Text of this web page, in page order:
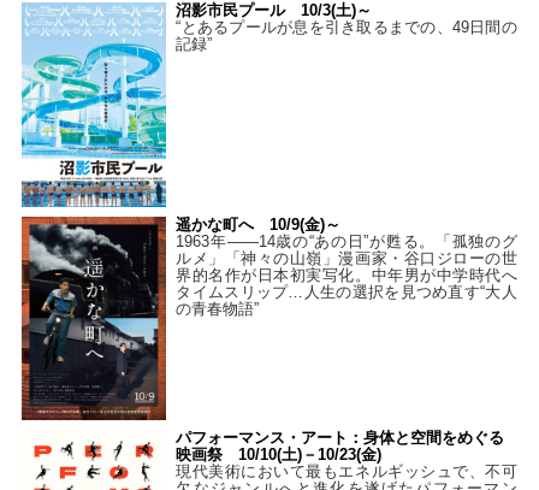
沼影市民プール 10/3(土)～
“とあるプールが息を引き取るまでの、49日間の
記録”
遥かな町へ 10/9(金)～
1963年――14歳の“あの日”が甦る。「孤独のグ
ルメ」「神々の山嶺」漫画家・谷口ジローの世
界的名作が日本初実写化。中年男が中学時代へ
タイムスリップ…人生の選択を見つめ直す“大人
の青春物語”
パフォーマンス・アート：身体と空間をめぐる
映画祭 10/10(土)－10/23(金)
現代美術において最もエネルギッシュで、不可